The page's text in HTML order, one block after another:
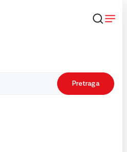
Pretraga